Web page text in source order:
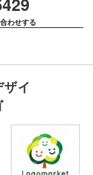
わせする
イ